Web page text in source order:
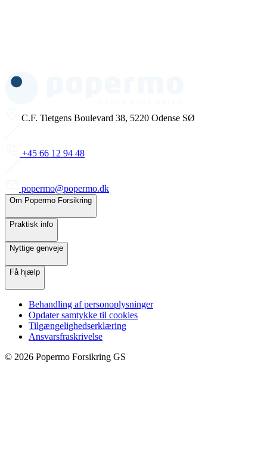
C.F. Tietgens Boulevard 38, 5220 Odense SØ
+45 66 12 94 48
popermo@popermo.dk
Om Popermo Forsikring
Praktisk info
Nyttige genveje
Få hjælp
Behandling af personoplysninger
Opdater samtykke til cookies
Tilgængelighedserklæring
Ansvarsfraskrivelse
© 2026 Popermo Forsikring GS